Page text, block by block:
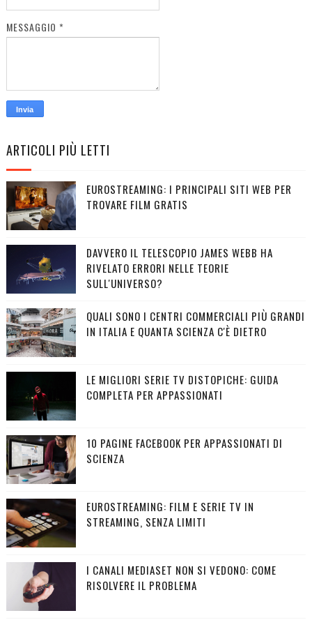
MESSAGGIO *
ARTICOLI PIÙ LETTI
EUROSTREAMING: I PRINCIPALI SITI WEB PER
TROVARE FILM GRATIS
DAVVERO IL TELESCOPIO JAMES WEBB HA
RIVELATO ERRORI NELLE TEORIE
SULL'UNIVERSO?
QUALI SONO I CENTRI COMMERCIALI PIÙ GRANDI
IN ITALIA E QUANTA SCIENZA C'È DIETRO
LE MIGLIORI SERIE TV DISTOPICHE: GUIDA
COMPLETA PER APPASSIONATI
10 PAGINE FACEBOOK PER APPASSIONATI DI
SCIENZA
EUROSTREAMING: FILM E SERIE TV IN
STREAMING, SENZA LIMITI
I CANALI MEDIASET NON SI VEDONO: COME
RISOLVERE IL PROBLEMA